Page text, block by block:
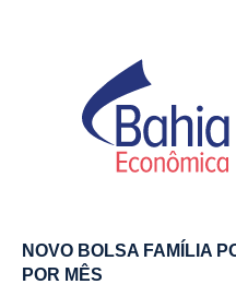
NOVO BOLSA FAMÍLIA
POR MÊS